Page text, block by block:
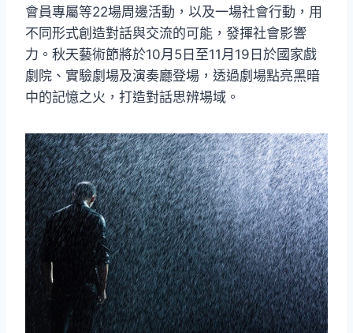
會員專屬等22場周邊活動，以及一場社會行動，用
不同形式創造對話與交流的可能，發揮社會影響
力。秋天藝術節將於10月5日至11月19日於國家戲
劇院、實驗劇場及演奏廳登場，透過劇場點亮黑暗
中的記憶之火，打造對話思辨場域。